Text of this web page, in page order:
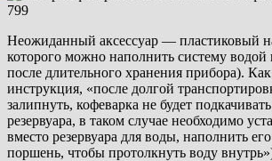
Неожиданный аксессуар — пластиковый
которого можно наполнить систему
после длительного хранения прибора).
инструкция, «после долгой
залипнуть, кофеварка не будет
резервуара, в таком случае необходимо
вместо резервуара для воды, наполнить
поршень, чтобы протолкнуть воду